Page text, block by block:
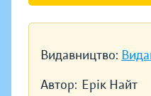
Видавництво:
Автор: Ерік Найт